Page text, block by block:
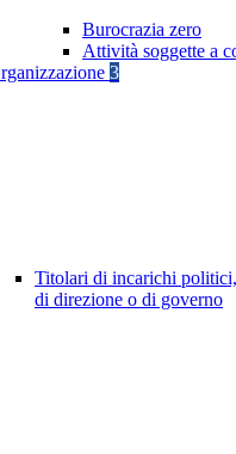
Burocrazia zero
Attività soggette a
3
Titolari di incarichi
di direzione o di governo